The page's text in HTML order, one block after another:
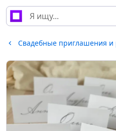
Свадебные приглашения и